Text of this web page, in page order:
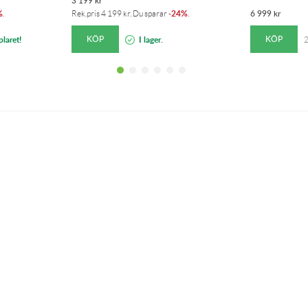
Rek.pris4 199 kr. Du sparar-24%
KÖP I lager.
6 999kr
KÖP